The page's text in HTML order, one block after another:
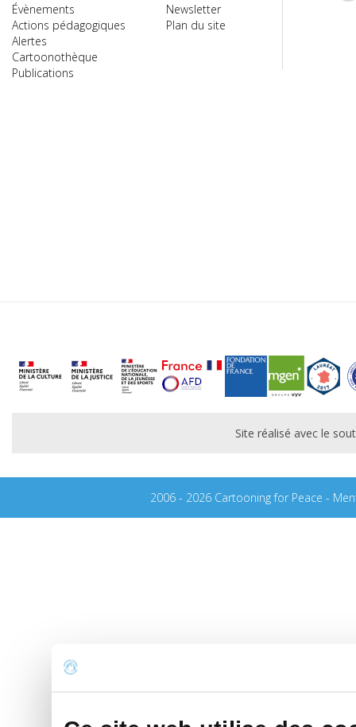
Évènements
Actions pédagogiques
Alertes
Cartoonothèque
Publications
Newsletter
Plan du site
Site réalisé avec le
2006 - 2026 Cartooning for Peace -